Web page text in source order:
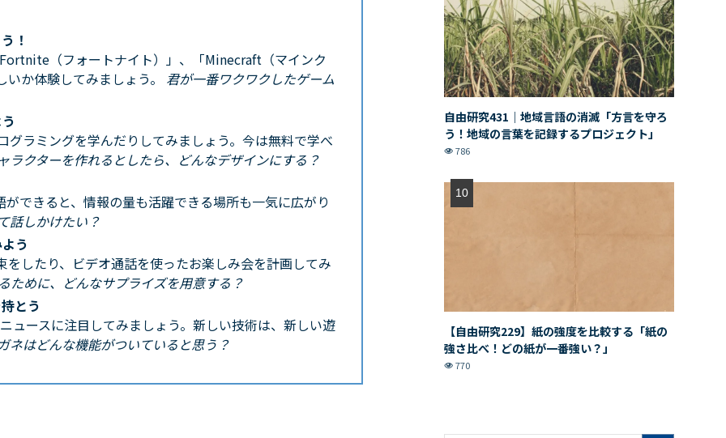
！
（フォートナイト）」、「Minecraft（マインク
か体験してみましょう。 君が一番ワクワクしたゲーム
グラミングを学んだりしてみましょう。今は無料で学べ
ラクターを作れるとしたら、どんなデザインにする？
できると、情報の量も活躍できる場所も一気に広がり
話しかけたい？
う
したり、ビデオ通話を使ったお楽しみ会を計画してみ
ために、どんなサプライズを用意する？
とう
ュースに注目してみましょう。新しい技術は、新しい遊
ネはどんな機能がついていると思う？
自由研究431｜地域言語の消滅「方言を守ろ
う！地域の言葉を記録するプロジェクト」
786
【自由研究229】紙の強度を比較する「紙の
強さ比べ！どの紙が一番強い？」
770